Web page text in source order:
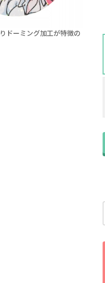
ドーミング加工が特徴の
繊細